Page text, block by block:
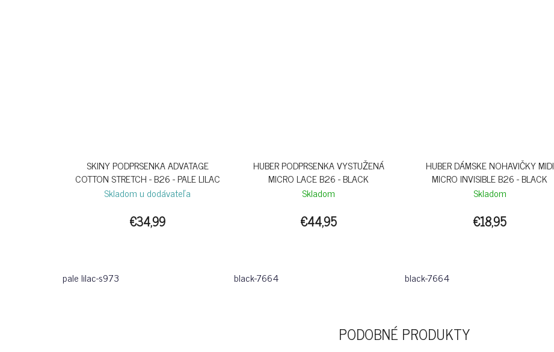
SKINY PODPRSENKA ADVATAGE
COTTON STRETCH - B26 - PALE LILAC
Skladom u dodávateľa
€34,99
pale lilac-s973
HUBER PODPRSENKA VYSTUŽENÁ
MICRO LACE B26 - BLACK
Skladom
€44,95
black-7664
HUBER DÁMSKE NOHAVIČKY MIDI
MICRO INVISIBLE B26 - BLACK
Skladom
€18,95
black-7664
PODOBNÉ PRODUKTY